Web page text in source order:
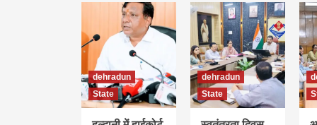
dehradun
State
dehradun
State